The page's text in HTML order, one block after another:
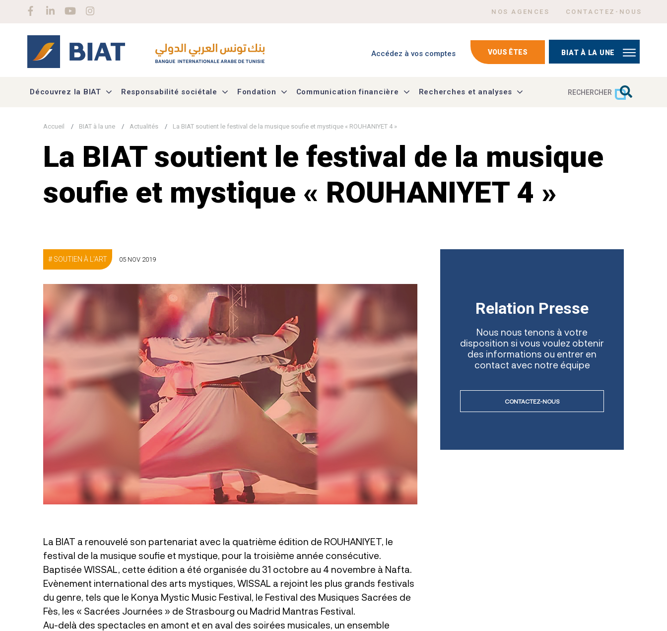
Aller au contenu principal
Social menu NOS AGENCES CONTACTEZ-NOUS
Accédez à vos comptes VOUS ÊTES BIAT À LA UNE
Découvrez la BIAT Responsabilité sociétale Fondation Communication financière Recherches et analyses RECHERCHER
Accueil BIAT à la une Actualités La BIAT soutient le festival de la musique soufie et mystique « ROUHANIYET 4 »
La BIAT soutient le festival de la musique
soufie et mystique « ROUHANIYET 4 »
SOUTIEN À L'ART 05 NOV 2019
La BIAT a renouvelé son partenariat avec la quatrième édition de ROUHANIYET, le
festival de la musique soufie et mystique, pour la troisième année consécutive.
Baptisée WISSAL, cette édition a été organisée du 31 octobre au 4 novembre à Nafta.
Evènement international des arts mystiques, WISSAL a rejoint les plus grands festivals
du genre, tels que le Konya Mystic Music Festival, le Festival des Musiques Sacrées de
Fès, les « Sacrées Journées » de Strasbourg ou Madrid Mantras Festival.
Au-delà des spectacles en amont et en aval des soirées musicales, un ensemble
Relation Presse
Nous nous tenons à votre
disposition si vous voulez obtenir
des informations ou entrer en
contact avec notre équipe
CONTACTEZ-NOUS